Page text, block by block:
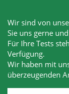
Wir sind von
Sie uns gerne
Für Ihre Tests
Verfügung.
Wir haben mit
überzeugenden